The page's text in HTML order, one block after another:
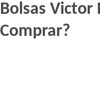
Bolsas Victor
Comprar?